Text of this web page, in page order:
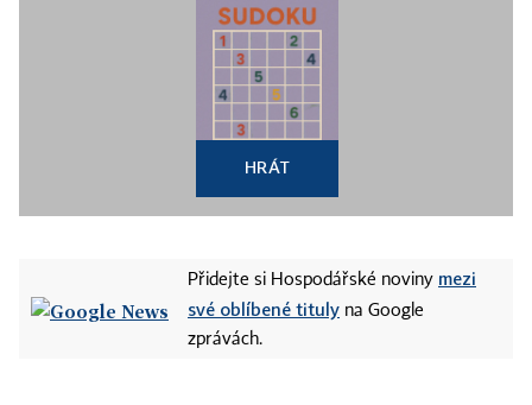
HRÁT
Přidejte si Hospodářské noviny mezi
své oblíbené tituly na Google
zprávách.